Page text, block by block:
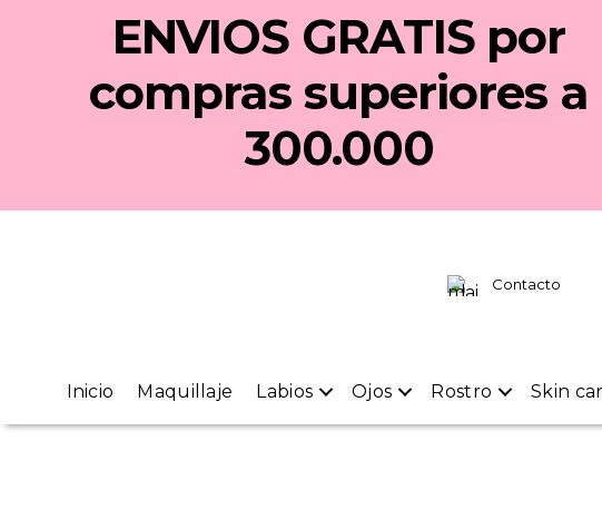
ENVIOS GRATIS por
compras superiores a
300.000
Contacto
Inicio Maquillaje Labios Ojos Rostro Skin